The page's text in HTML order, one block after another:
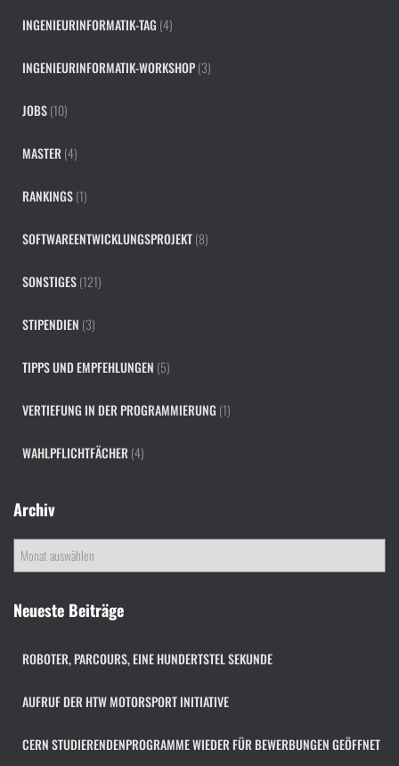
INGENIEURINFORMATIK-TAG (4)
INGENIEURINFORMATIK-WORKSHOP(3)
JOBS(10)
MASTER (4)
RANKINGS(1)
SOFTWAREENTWICKLUNGSPROJEKT(8)
SONSTIGES(121)
STIPENDIEN (3)
TIPPS UND EMPFEHLUNGEN (5)
VERTIEFUNG IN DER PROGRAMMIERUNG (1)
WAHLPFLICHTFÄCHER (4)
Archiv
h
Neueste Beiträge
ROBOTER, PARCOURS, EINE HUNDERTSTEL SEKUNDE
AUFRUF DER HTW MOTORSPORT INITIATIVE
CERN STUDIERENDENPROGRAMME WIEDER FÜR BEWERBUNGEN GEÖFFNET